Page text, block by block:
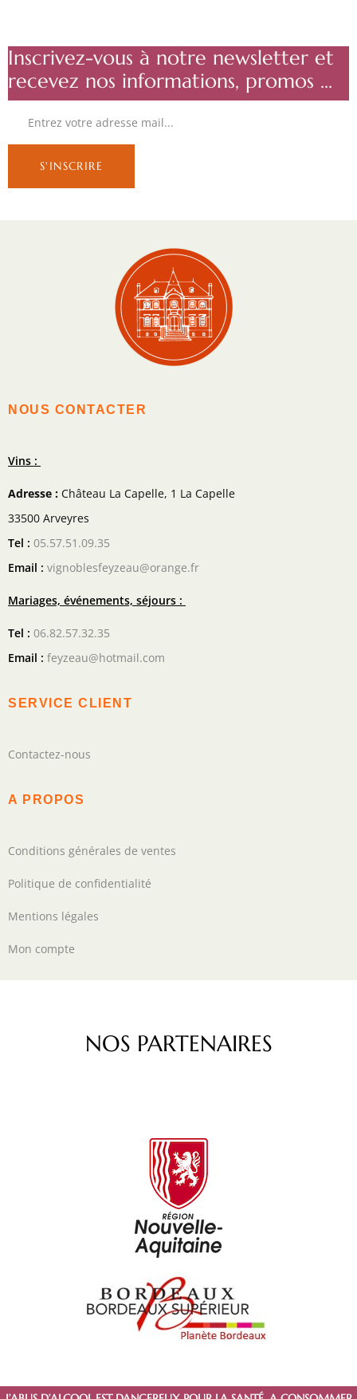
Inscrivez-vous à notre newsletter et
recevez nos informations, promos ...
NOUS CONTACTER
Vins :
Adresse : Château La Capelle, 1 La Capelle
33500 Arveyres
Tel : 05.57.51.09.35
Email : vignoblesfeyzeau@orange.fr
Mariages, événements, séjours :
Tel : 06.82.57.32.35
Email : feyzeau@hotmail.com
SERVICE CLIENT
Contactez-nous
A PROPOS
Conditions générales de ventes
Politique de confidentialité
Mentions légales
Mon compte
NOS PARTENAIRES